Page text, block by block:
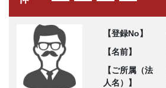
【登録No】
【名前】
【ご所属（法
人名）】